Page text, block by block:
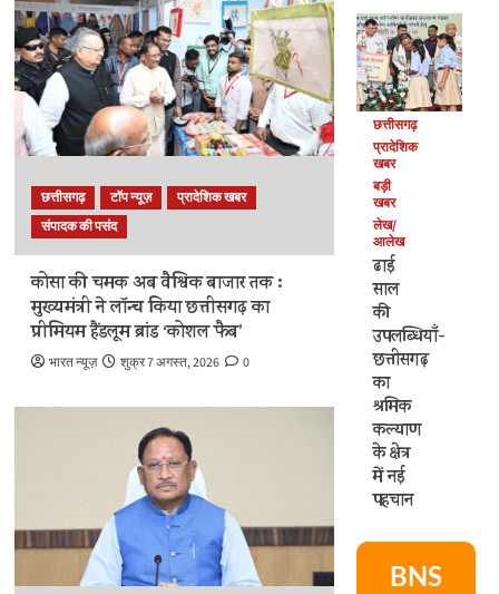
छत्तीसगढ़ टॉप न्यूज़
प्रादेशिक खबर
संपादक की पसंद
कोसा की चमक अब वैश्विक बाजार तक :
मुख्यमंत्री ने लॉन्च किया छत्तीसगढ़ का
प्रीमियम हैंडलूम ब्रांड ‘कोशल फैब’
भारत न्यूज़ शुक्र 7 अगस्त, 2026 0
छत्तीसगढ़
प्रादेशिक
खबर
बड़ी
खबर
लेख/
आलेख
ढाई
साल
की
उपलब्धियाँ-
छत्तीसगढ़
का
श्रमिक
कल्याण
के क्षेत्र
में नई
पहचान
BNS